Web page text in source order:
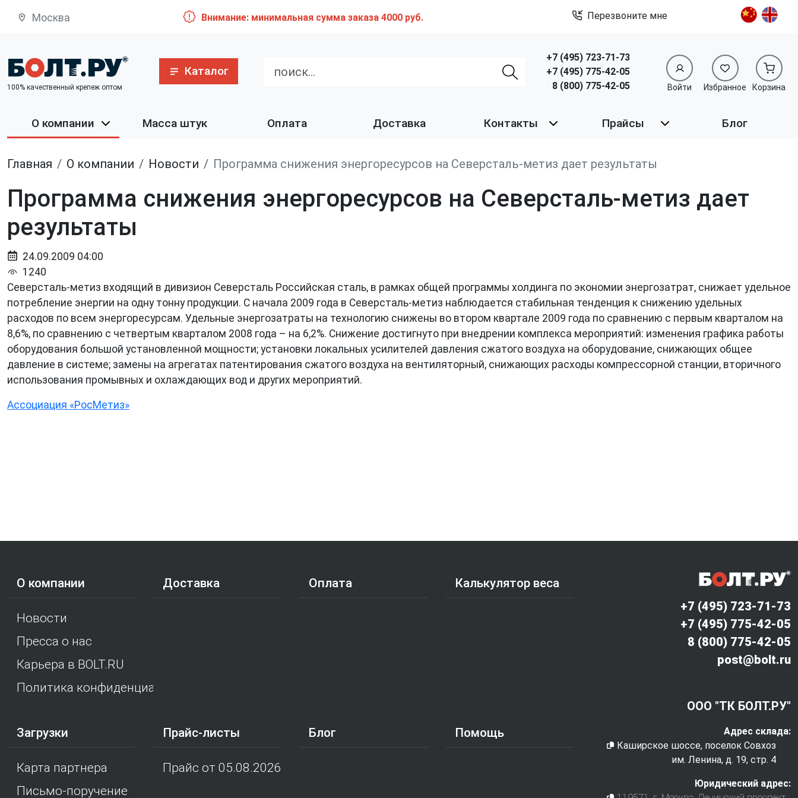
Москва Внимание: минимальная сумма заказа 4000 руб. Перезвоните мне
100% качественный крепеж оптом
Каталог
+7 (495) 723-71-73
+7 (495) 775-42-05
8 (800) 775-42-05
Войти Избранное Корзина
О компании Масса штук Оплата Доставка Контакты Прайсы Блог
Главная О компании Новости Программа снижения энергоресурсов на Северсталь-метиз дает результаты
Программа снижения энергоресурсов на Северсталь-метиз дает
результаты
24.09.2009 04:00
1240
Северсталь-метиз входящий в дивизион Северсталь Российская сталь, в рамках общей программы холдинга по экономии энергозатрат, снижает удельное
потребление энергии на одну тонну продукции. С начала 2009 года в Северсталь-метиз наблюдается стабильная тенденция к снижению удельных
расходов по всем энергоресурсам. Удельные энергозатраты на технологию снижены во втором квартале 2009 года по сравнению с первым кварталом на
8,6%, по сравнению с четвертым кварталом 2008 года – на 6,2%. Снижение достигнуто при внедрении комплекса мероприятий: изменения графика работы
оборудования большой установленной мощности; установки локальных усилителей давления сжатого воздуха на оборудование, снижающих общее
давление в системе; замены на агрегатах патентирования сжатого воздуха на вентиляторный, снижающих расходы компрессорной станции, вторичного
использования промывных и охлаждающих вод и других мероприятий.
Ассоциация «РосМетиз»
О компании
Новости
Пресса о нас
Карьера в BOLT.RU
Политика конфиденциальности
Доставка Оплата Калькулятор веса
Загрузки
Карта партнера
Письмо-поручение
Прайс-листы
Прайс от 05.08.2026
Блог Помощь
+7 (495) 723-71-73
+7 (495) 775-42-05
8 (800) 775-42-05
post@bolt.ru
ООО "ТК БОЛТ.РУ"
Адрес склада:
Каширское шоссе, поселок Совхоз
им. Ленина, д. 19, стр. 4
Юридический адрес: